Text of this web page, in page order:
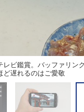
レビ鑑賞。バッファリン
ど遅れるのはご愛敬